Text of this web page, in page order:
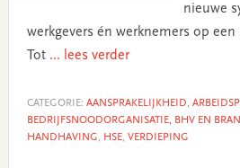
nieuwe
werkgevers én werknemers op
Tot ... lees verder
CATEGORIE: AANSPRAKELIJKHEID,
BEDRIJFSNOODORGANISATIE, BHV EN
HANDHAVING, HSE, VERDIEPING